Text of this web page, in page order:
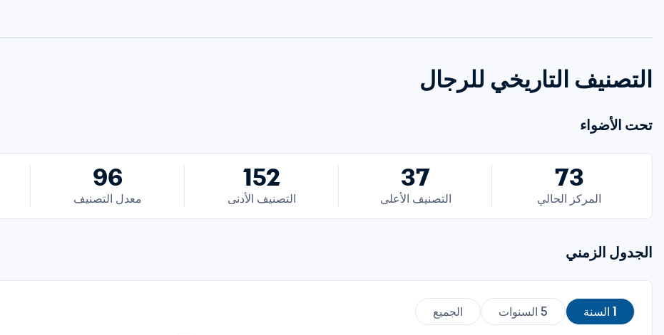
التصنيف التاريخي للرجال
تحت الأضواء
73
المركز الحالي
37
التصنيف الأعلى
152
التصنيف الأدنى
96
معدل التصنيف
الجدول الزمني
1 السنة 5 السنوات الجميع